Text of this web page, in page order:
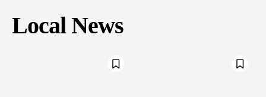
Local News